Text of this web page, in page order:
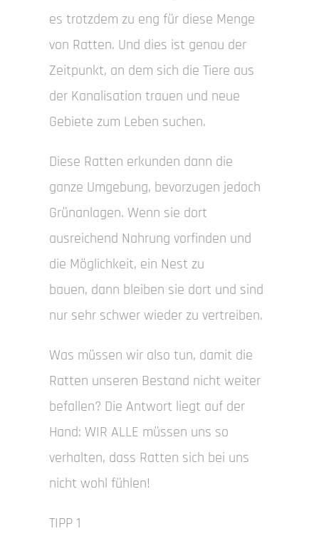
es trotzdem zu eng für diese Menge
von Ratten. Und dies ist genau der
Zeitpunkt, an dem sich die Tiere aus
der Kanalisation trauen und neue
Gebiete zum Leben suchen.
Diese Ratten erkunden dann die
ganze Umgebung, bevorzugen jedoch
Grünanlagen. Wenn sie dort
ausreichend Nahrung vorfinden und
die Möglichkeit, ein Nest zu
bauen, dann bleiben sie dort und sind
nur sehr schwer wieder zu vertreiben.
Was müssen wir also tun, damit die
Ratten unseren Bestand nicht weiter
befallen? Die Antwort liegt auf der
Hand: WIR ALLE müssen uns so
verhalten, dass Ratten sich bei uns
nicht wohl fühlen!
TIPP 1